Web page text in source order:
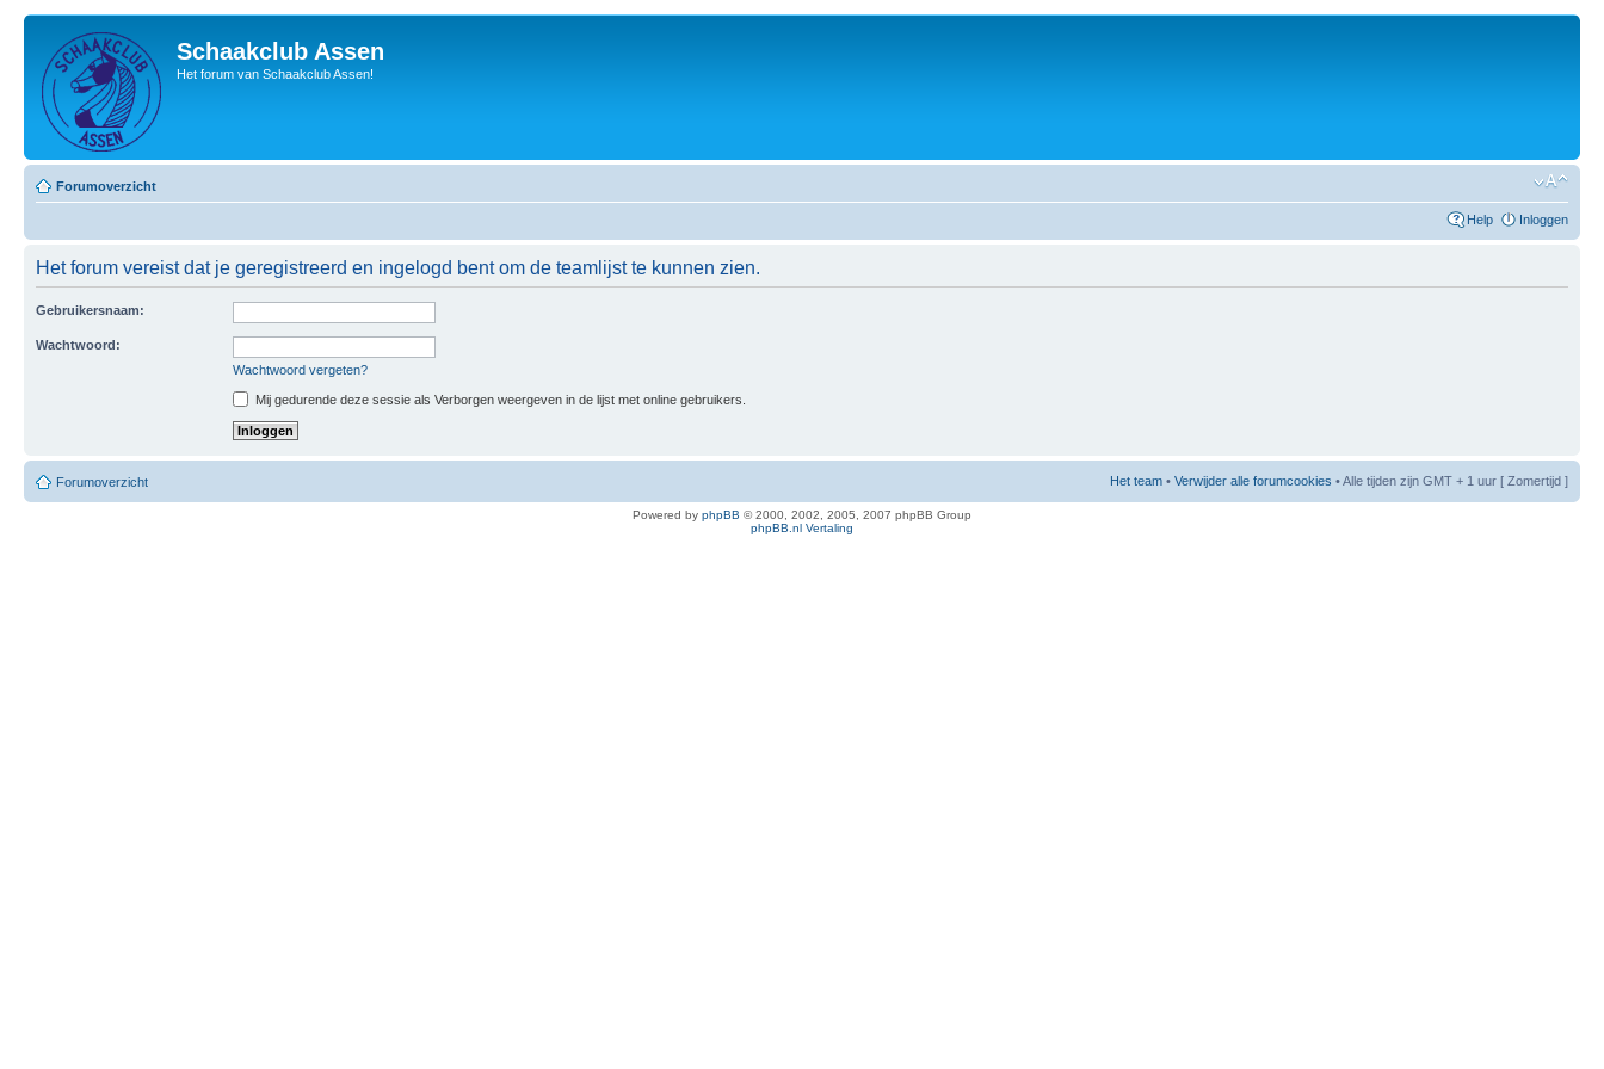
Schaakclub Assen
Het forum van Schaakclub Assen!
Forumoverzicht
Help Inloggen
Het forum vereist dat je geregistreerd en ingelogd bent om de teamlijst te kunnen zien.
Gebruikersnaam:
Wachtwoord:
Wachtwoord vergeten?
Mij gedurende deze sessie als Verborgen weergeven in de lijst met online gebruikers.
Forumoverzicht Het team • Verwijder alle forumcookies • Alle tijden zijn GMT + 1 uur [ Zomertijd ]
Powered by phpBB © 2000, 2002, 2005, 2007 phpBB Group
phpBB.nl Vertaling